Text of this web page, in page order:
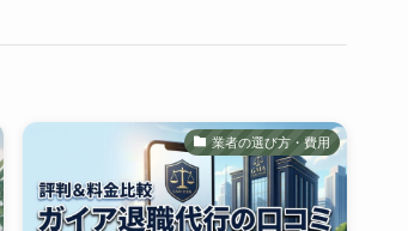
業者の選び方・費用